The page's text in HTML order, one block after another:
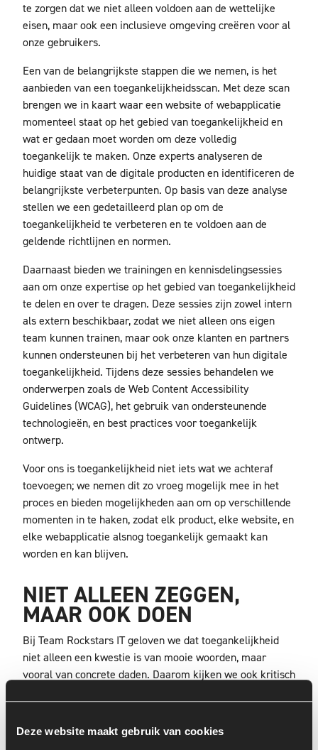
Deze website maakt gebruik van cookies
te zorgen dat we niet alleen voldoen aan de wettelijke
eisen, maar ook een inclusieve omgeving creëren voor al
onze gebruikers.
Een van de belangrijkste stappen die we nemen, is het
aanbieden van een toegankelijkheidsscan. Met deze scan
brengen we in kaart waar een website of webapplicatie
momenteel staat op het gebied van toegankelijkheid en
wat er gedaan moet worden om deze volledig
toegankelijk te maken. Onze experts analyseren de
huidige staat van de digitale producten en identificeren de
belangrijkste verbeterpunten. Op basis van deze analyse
stellen we een gedetailleerd plan op om de
toegankelijkheid te verbeteren en te voldoen aan de
geldende richtlijnen en normen.
Daarnaast bieden we trainingen en kennisdelingsessies
aan om onze expertise op het gebied van toegankelijkheid
te delen en over te dragen. Deze sessies zijn zowel intern
als extern beschikbaar, zodat we niet alleen ons eigen
team kunnen trainen, maar ook onze klanten en partners
kunnen ondersteunen bij het verbeteren van hun digitale
toegankelijkheid. Tijdens deze sessies behandelen we
onderwerpen zoals de Web Content Accessibility
Guidelines (WCAG), het gebruik van ondersteunende
technologieën, en best practices voor toegankelijk
ontwerp.
Voor ons is toegankelijkheid niet iets wat we achteraf
toevoegen; we nemen dit zo vroeg mogelijk mee in het
proces en bieden mogelijkheden aan om op verschillende
momenten in te haken, zodat elk product, elke website, en
elke webapplicatie alsnog toegankelijk gemaakt kan
worden en kan blijven.
NIET ALLEEN ZEGGEN,
MAAR OOK DOEN
Bij Team Rockstars IT geloven we dat toegankelijkheid
niet alleen een kwestie is van mooie woorden, maar
vooral van concrete daden. Daarom kijken we ook kritisch
hebben we een Toegankelijkheidsverklaring gepubliceerd
waarin we onze toewijding aan toegankelijkheid en de